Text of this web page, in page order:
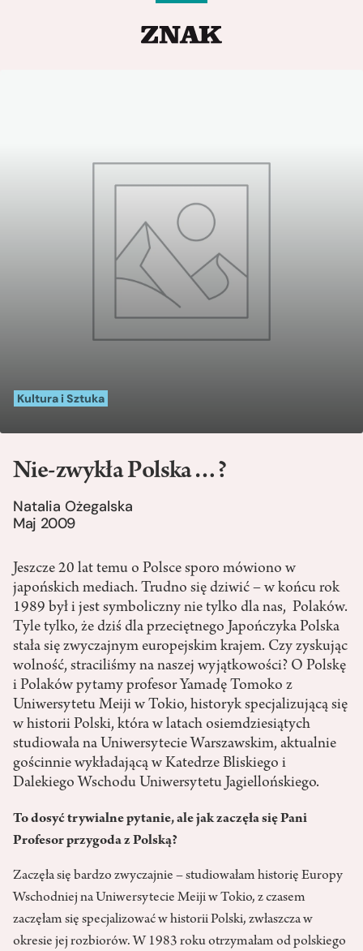
Kultura i Sztuka
Nie-zwykła Polska…?
Natalia Ożegalska
Maj 2009
Jeszcze 20 lat temu o Polsce sporo mówiono w
japońskich mediach. Trudno się dziwić – w końcu rok
1989 był i jest symboliczny nie tylko dla nas, Polaków.
Tyle tylko, że dziś dla przeciętnego Japończyka Polska
stała się zwyczajnym europejskim krajem. Czy zyskując
wolność, straciliśmy na naszej wyjątkowości? O Polskę
i Polaków pytamy profesor Yamadę Tomoko z
Uniwersytetu Meiji w Tokio, historyk specjalizującą się
w historii Polski, która w latach osiemdziesiątych
studiowała na Uniwersytecie Warszawskim, aktualnie
gościnnie wykładającą w Katedrze Bliskiego i
Dalekiego Wschodu Uniwersytetu Jagiellońskiego.
To dosyć trywialne pytanie, ale jak zaczęła się Pani
Profesor przygoda z Polską?
Zaczęła się bardzo zwyczajnie – studiowałam historię Europy
Wschodniej na Uniwersytecie Meiji w Tokio, z czasem
zaczęłam się specjalizować w historii Polski, zwłaszcza w
okresie jej rozbiorów. W 1983 roku otrzymałam od polskiego